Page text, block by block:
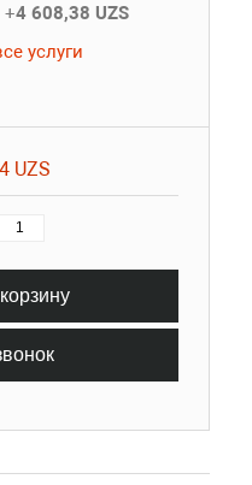
+4 608,38 UZS
услуги
UZS